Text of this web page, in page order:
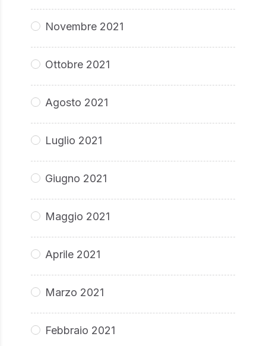
Novembre 2021
Ottobre 2021
Agosto 2021
Luglio 2021
Giugno 2021
Maggio 2021
Aprile 2021
Marzo 2021
Febbraio 2021